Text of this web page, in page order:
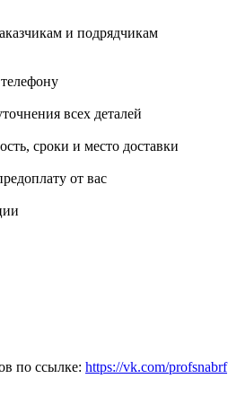
и подрядчикам
всех деталей
сроки и место доставки
от вас
по ссылке: https://vk.com/profsnabrf